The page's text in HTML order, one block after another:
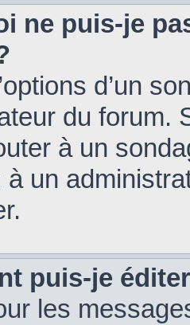
ne puis-je
d’un
du forum.
à un
un
puis-je
les